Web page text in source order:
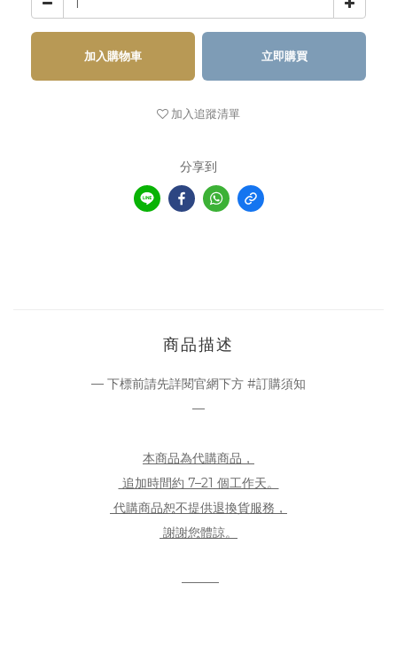
加入購物車 立即購買
加入追蹤清單
分享到
商品描述
— 下標前請先詳閱官網下方 #訂購須知
—
本商品為代購商品，
追加時間約 7–21 個工作天。
代購商品恕不提供退換貨服務，
謝謝您體諒。
———